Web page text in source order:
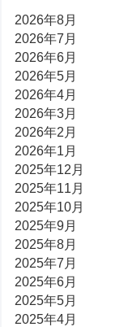
2026年8月
2026年7月
2026年6月
2026年5月
2026年4月
2026年3月
2026年2月
2026年1月
2025年12月
2025年11月
2025年10月
2025年9月
2025年8月
2025年7月
2025年6月
2025年5月
2025年4月